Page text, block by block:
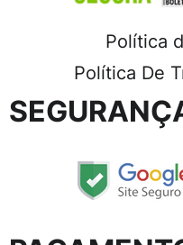
Política
Política De